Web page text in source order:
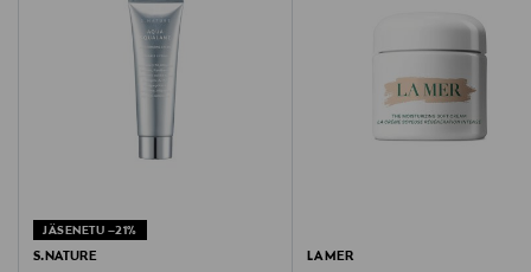
Rasvainen iho
Väri
JÄSENETU –21%
S.NATURE
LA MER